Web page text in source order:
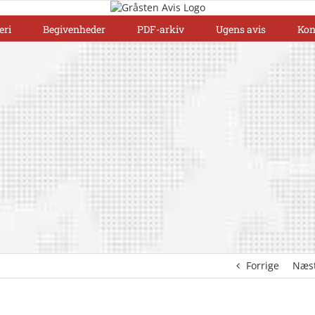
Begivenheder PDF-arkiv Ugens avis
Forrige